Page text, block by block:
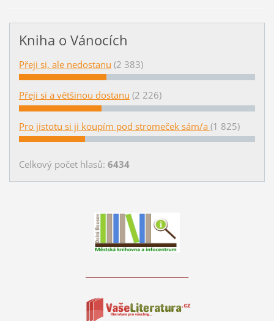
Kniha o Vánocích
Přeji si, ale nedostanu (2 383)
Přeji si a většinou dostanu (2 226)
Pro jistotu si ji koupím pod stromeček sám/a (1 825)
Celkový počet hlasů: 6434